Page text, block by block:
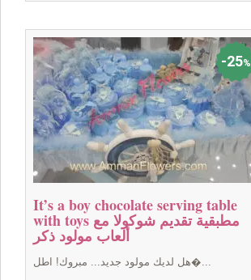
25%
It’s a boy chocolate serving table
with toys مطبقية تقديم شوكولا مع
ألعاب مولود ذكر
هل لديك مولود جديد... مبروك! اطل�...